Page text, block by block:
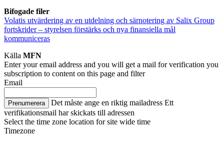
Bifogade filer
Volatis utvärdering av en utdelning och särnotering av Salix Group
fortskrider – styrelsen förstärks och nya finansiella mål
kommuniceras
Källa MFN
Enter your email address and you will get a mail for verification you
subscription to content on this page and filter
Email
Prenumerera Det måste ange en riktig mailadress Ett
verifikationsmail har skickats till adressen
Select the time zone location for site wide time
Timezone